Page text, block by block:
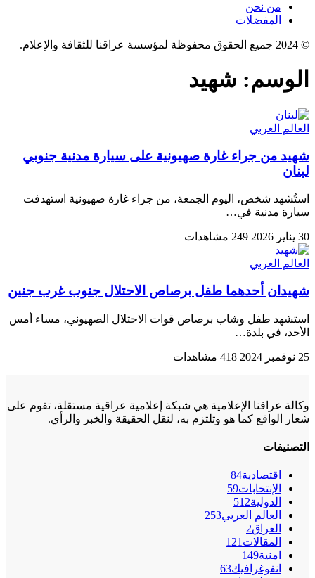
من نحن
المفضلات
© 2024 جميع الحقوق محفوظة لمؤسسة عراقنا للثقافة والإعلام.
الوسم: شهيد
العالم العربي
شهيد من جراء غارة صهيونية على سيارة مدنية جنوبي
لبنان
استُشهد شخص، اليوم الجمعة، من جراء غارة صهيونية استهدفت
سيارة مدنية في…
30 يناير 2026 249 مشاهدات
العالم العربي
شهيدان أحدهما طفل برصاص الاحتلال جنوب غرب جنين
استشهد طفل وشاب برصاص قوات الاحتلال الصهيوني، مساء أمس
الأحد، في بلدة…
25 نوفمبر 2024 418 مشاهدات
وكالة عراقنا الإعلامية هي شبكة إعلامية عراقية مستقلة، تقوم على
شعار الواقع كما هو وتلتزم به، لنقل الحقيقة والخبر والرأي.
التصنيفات
اقتصادية84
الإنتخابات59
الدولية512
العالم العربي253
العراق2
المقالات 121
امنية149
انفوغرافيك63